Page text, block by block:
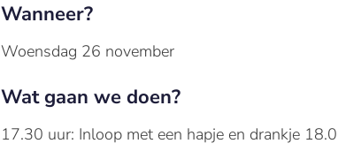
Wanneer?
Woensdag 26 november
Wat gaan we doen?
17.30 uur: Inloop met een hapje en drankje